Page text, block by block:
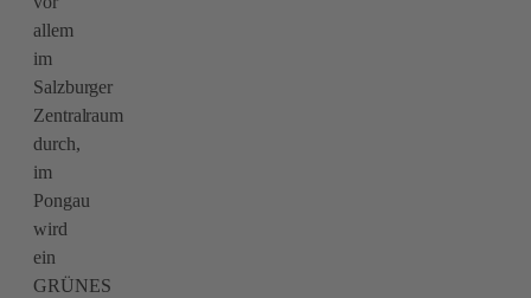
allem
im
Salzburger
Zentralraum
durch,
im
Pongau
wird
ein
GRÜNES